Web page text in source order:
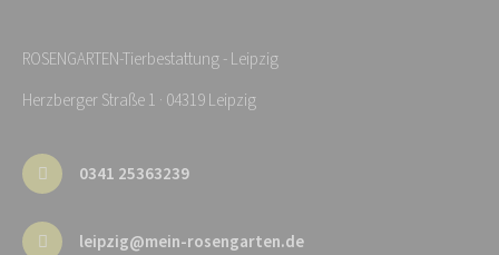
ROSENGARTEN-Tierbestattung - Leipzig
Herzberger Straße 1 · 04319 Leipzig
0341 25363239
leipzig@mein-rosengarten.de